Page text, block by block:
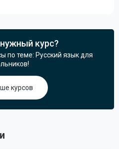
курс?
по теме: Русский язык для
курсов